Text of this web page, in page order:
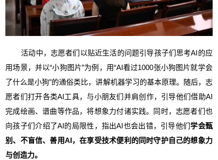
活动中，志愿者们以贴近生活的问题引导孩子们思考AI的应
用场景，并以“小狗图片”为例，用“AI看过1000张小狗图片就学会
了什么是小狗”的通俗类比，讲解机器学习的基本原理。随后，志
愿者们打开各类AI工具，与小朋友们并肩创作，引导他们借助AI
完成绘画、谱曲等作品，将想象力付诸实践。同时，志愿者们也
向孩子们介绍了AI的局限性，指出AI也会出错，引导他们学会甄
别、不盲信、善用AI，在享受技术便利的同时守护自己的想象力
与创造力。